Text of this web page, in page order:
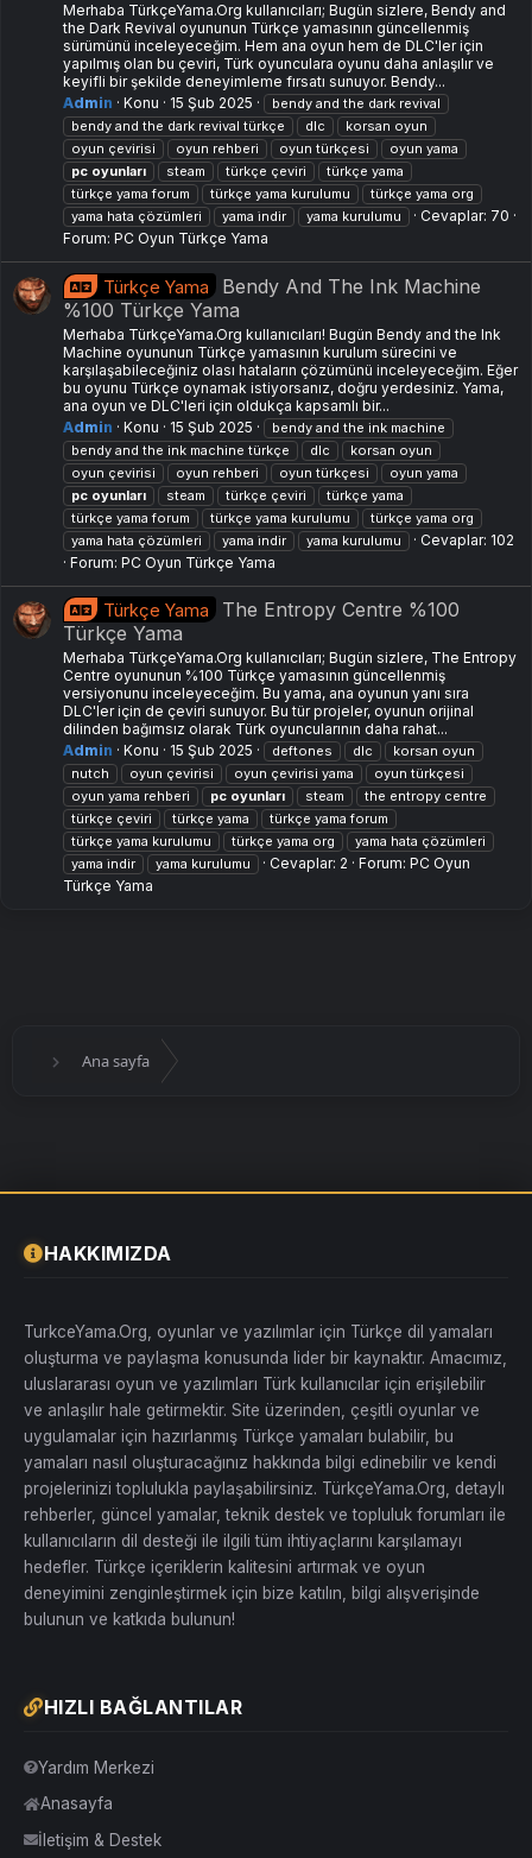
Merhaba TürkçeYama.Org kullanıcıları; Bugün sizlere, Bendy and
the Dark Revival oyununun Türkçe yamasının güncellenmiş
sürümünü inceleyeceğim. Hem ana oyun hem de DLC'ler için
yapılmış olan bu çeviri, Türk oyunculara oyunu daha anlaşılır ve
keyifli bir şekilde deneyimleme fırsatı sunuyor. Bendy...
Admin
Konu 15 Şub 2025
bendy and the dark revival
bendy and the dark revival türkçe
dlc
korsan oyun
oyun çevirisi
oyun rehberi oyun türkçesi
oyun yama
pc oyunları steam türkçe çeviri
türkçe yama
türkçe yama forum
türkçe yama kurulumu
türkçe yama org
yama hata çözümleri
yama i̇ndir yama kurulumu
Cevaplar: 70
Forum: PC Oyun Türkçe Yama
Türkçe Yama
Bendy And The Ink Machine
%100 Türkçe Yama
Merhaba TürkçeYama.Org kullanıcıları! Bugün Bendy and the Ink
Machine oyununun Türkçe yamasının kurulum sürecini ve
karşılaşabileceğiniz olası hataların çözümünü inceleyeceğim. Eğer
bu oyunu Türkçe oynamak istiyorsanız, doğru yerdesiniz. Yama,
ana oyun ve DLC'leri için oldukça kapsamlı bir...
Admin
Konu 15 Şub 2025
bendy and the ink machine
bendy and the ink machine türkçe
dlc
korsan oyun
oyun çevirisi
oyun rehberi oyun türkçesi
oyun yama
pc oyunları steam türkçe çeviri
türkçe yama
türkçe yama forum
türkçe yama kurulumu
türkçe yama org
yama hata çözümleri
yama i̇ndir yama kurulumu
Cevaplar: 102
Forum: PC Oyun Türkçe Yama
Türkçe Yama
The Entropy Centre %100
Türkçe Yama
Merhaba TürkçeYama.Org kullanıcıları; Bugün sizlere, The Entropy
Centre oyununun %100 Türkçe yamasının güncellenmiş
versiyonunu inceleyeceğim. Bu yama, ana oyunun yanı sıra
DLC'ler için de çeviri sunuyor. Bu tür projeler, oyunun orijinal
dilinden bağımsız olarak Türk oyuncularının daha rahat...
Admin
Konu 15 Şub 2025 deftones dlc
korsan oyun
nutch
oyun çevirisi oyun çevirisi yama
oyun türkçesi
oyun yama rehberi
pc oyunları steam
the entropy centre
türkçe çeviri
türkçe yama
türkçe yama forum
türkçe yama kurulumu
türkçe yama org
yama hata çözümleri
yama i̇ndir
yama kurulumu Cevaplar: 2 Forum: PC Oyun
Türkçe Yama
Ana sayfa
HAKKIMIZDA
TurkceYama.Org, oyunlar ve yazılımlar için Türkçe dil yamaları
oluşturma ve paylaşma konusunda lider bir kaynaktır. Amacımız,
uluslararası oyun ve yazılımları Türk kullanıcılar için erişilebilir
ve anlaşılır hale getirmektir. Site üzerinden, çeşitli oyunlar ve
uygulamalar için hazırlanmış Türkçe yamaları bulabilir, bu
yamaları nasıl oluşturacağınız hakkında bilgi edinebilir ve kendi
projelerinizi toplulukla paylaşabilirsiniz. TürkçeYama.Org, detaylı
rehberler, güncel yamalar, teknik destek ve topluluk forumları ile
kullanıcıların dil desteği ile ilgili tüm ihtiyaçlarını karşılamayı
hedefler. Türkçe içeriklerin kalitesini artırmak ve oyun
deneyimini zenginleştirmek için bize katılın, bilgi alışverişinde
bulunun ve katkıda bulunun!
HIZLI BAĞLANTILAR
Yardım Merkezi
Anasayfa
İletişim & Destek